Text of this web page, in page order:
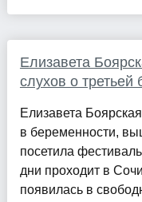
Елизавета
слухов о третьей
Елизавета
в беременности,
посетила
дни проходит в
появилась в